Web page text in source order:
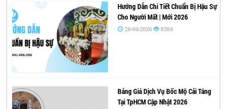
Hướng Dẫn Chi Tiết Chuẩn Bị Hậu Sự
Cho Người Mất | Mới 2026
28-04-2026 8384
Bảng Giá Dịch Vụ Bốc Mộ Cải Táng
Tại TpHCM Cập Nhật 2026